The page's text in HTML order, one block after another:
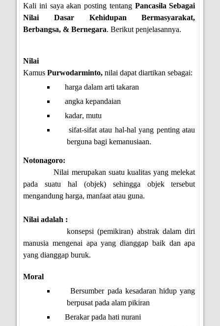
Kali ini saya akan posting tentang Pancasila Sebagai
Nilai Dasar Kehidupan Bermasyarakat,
Berbangsa, & Bernegara. Berikut penjelasannya.
Nilai
KamusPurwodarminto, nilai dapat diartikan sebagai:
harga dalam arti takaran
angka kepandaian
kadar, mutu
sifat-sifat atau hal-hal yang penting atau
berguna bagi kemanusiaan.
Notonagoro:
Nilai merupakan suatu kualitas yang melekat
pada suatu hal (objek) sehingga objek tersebut
mengandung harga, manfaat atau guna.
Nilai adalah :
konsepsi (pemikiran) abstrak dalam diri
manusia mengenai apa yang dianggap baik dan apa
yang dianggap buruk.
Moral
Bersumber pada kesadaran hidup yang
berpusat pada alam pikiran
Berakar pada hati nurani